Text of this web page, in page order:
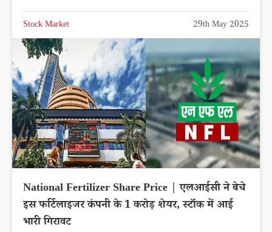
Stock Market 29th May 2025
National Fertilizer Share Price | एलआईसी ने बेचे
इस फर्टिलाइजर कंपनी के 1 करोड़ शेयर, स्टॉक में आई
भारी गिरावट